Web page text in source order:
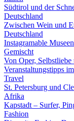
Südtirol und der
Deutschland
Zwischen Wein und
Deutschland
Instagramable
Gemischt
Von Oper,
Veranstaltungstipps
Travel
St. Petersburg und
Afrika
Kapstadt – Surfer,
Fashion